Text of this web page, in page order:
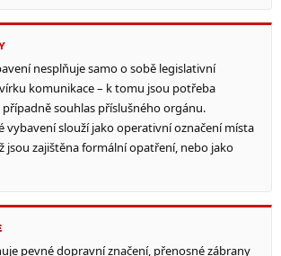
nesplňuje samo o sobě legislativní
komunikace – k tomu jsou potřeba
souhlas příslušného orgánu.
vybavení slouží jako operativní označení místa
jsou zajištěna formální opatření, nebo jako
pevné dopravní značení, přenosné zábrany